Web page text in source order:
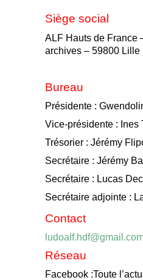
Siège social
ALF Hauts de France
archives – 59800 Lille
Bureau
Présidente :
Vice-présidente : Ines
Trésorier : Jérémy
Secrétaire : Jérémy
Secrétaire : Lucas
Secrétaire adjointe :
Contact
Réseau
Facebook :Toute